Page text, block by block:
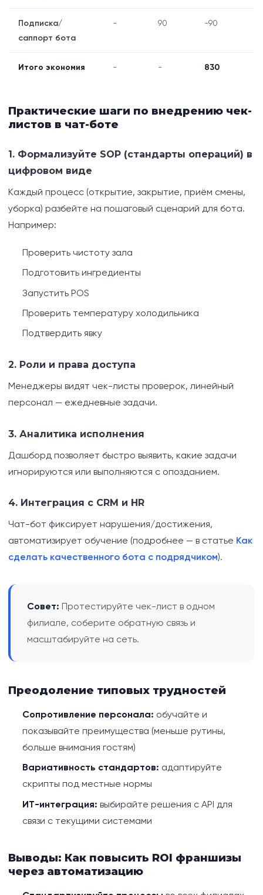
Подписка/
саппорт бота
- 90 -90
Итого экономия - - 830
Практические шаги по внедрению чек-
листов в чат-боте
1. Формализуйте SOP (стандарты операций) в
цифровом виде
Каждый процесс (открытие, закрытие, приём смены,
уборка) разбейте на пошаговый сценарий для бота.
Например:
Проверить чистоту зала
Подготовить ингредиенты
Запустить POS
Проверить температуру холодильника
Подтвердить явку
2. Роли и права доступа
Менеджеры видят чек-листы проверок, линейный
персонал — ежедневные задачи.
3. Аналитика исполнения
Дашборд позволяет быстро выявить, какие задачи
игнорируются или выполняются с опозданием.
4. Интеграция с CRM и HR
Чат-бот фиксирует нарушения/достижения,
автоматизирует обучение (подробнее — в статье Как
сделать качественного бота с подрядчиком).
Совет: Протестируйте чек-лист в одном
филиале, соберите обратную связь и
масштабируйте на сеть.
Преодоление типовых трудностей
Сопротивление персонала: обучайте и
показывайте преимущества (меньше рутины,
больше внимания гостям)
Вариативность стандартов: адаптируйте
скрипты под местные нормы
ИТ-интеграция: выбирайте решения с API для
связи с текущими системами
Выводы: Как повысить ROI франшизы
через автоматизацию